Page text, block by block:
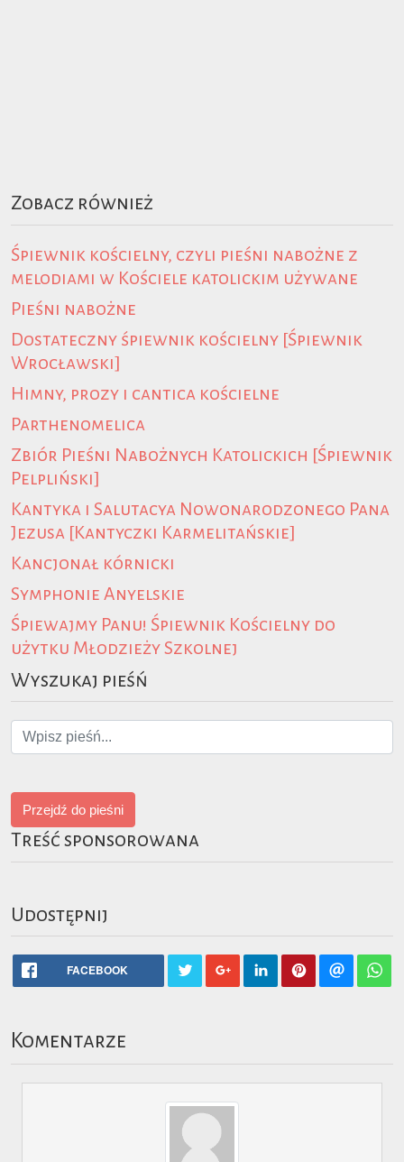
Zobacz również
Śpiewnik kościelny, czyli pieśni nabożne z
melodiami w Kościele katolickim używane
Pieśni nabożne
Dostateczny śpiewnik kościelny [Śpiewnik
Wrocławski]
Himny, prozy i cantica kościelne
Parthenomelica
Zbiór Pieśni Nabożnych Katolickich [Śpiewnik
Pelpliński]
Kantyka i Salutacya Nowonarodzonego Pana
Jezusa [Kantyczki Karmelitańskie]
Kancjonał kórnicki
Symphonie Anyelskie
Śpiewajmy Panu! Śpiewnik Kościelny do
użytku Młodzieży Szkolnej
Wyszukaj pieśń
Przejdź do pieśni
Treść sponsorowana
Udostępnij
FACEBOOK
Komentarze